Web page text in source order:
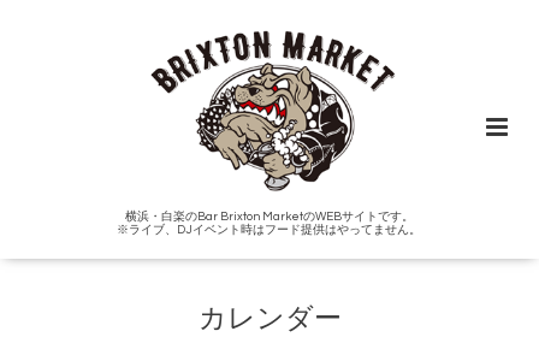
横浜・白楽のBar Brixton MarketのWEBサイトです。
※ライブ、DJイベント時はフード提供はやってません。
カレンダー